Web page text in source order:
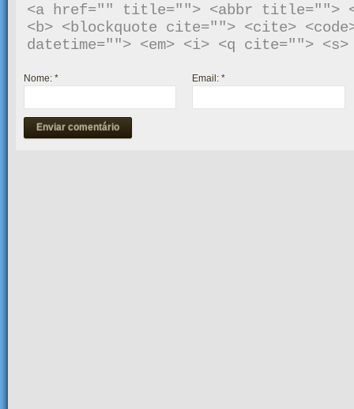
<a href="" title=""> <abbr title="">
<b> <blockquote cite=""> <cite>
Nome: * Email:*